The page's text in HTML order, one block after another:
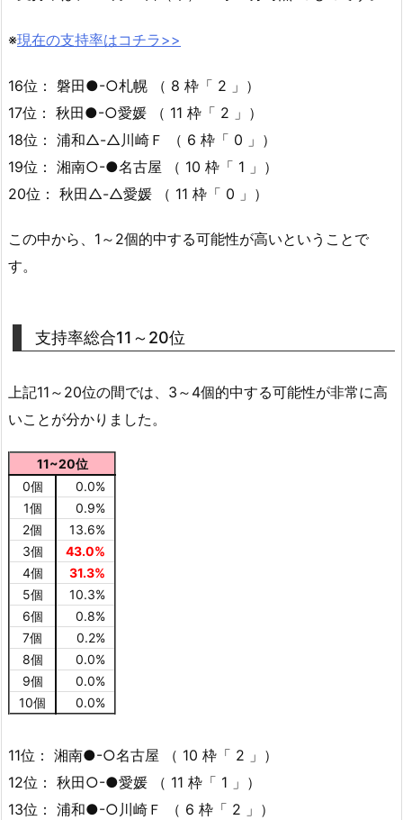
※現在の支持率はコチラ>>
16位： 磐田●-○札幌 （ 8 枠「 2 」）
17位： 秋田●-○愛媛 （ 11 枠「 2 」）
18位： 浦和△-△川崎Ｆ （ 6 枠「 0 」）
19位： 湘南○-●名古屋 （ 10 枠「 1 」）
20位： 秋田△-△愛媛 （ 11 枠「 0 」）
この中から、1～2個的中する可能性が高いということで
す。
支持率総合11～20位
上記11～20位の間では、3～4個的中する可能性が非常に高
いことが分かりました。
11~20位
0個
0.0%
1個
0.9%
2個
13.6%
3個
43.0%
4個
31.3%
5個
10.3%
6個
0.8%
7個
0.2%
8個
0.0%
9個
0.0%
10個
0.0%
11位： 湘南●-○名古屋 （ 10 枠「 2 」）
12位： 秋田○-●愛媛 （ 11 枠「 1 」）
13位： 浦和●-○川崎Ｆ （ 6 枠「 2 」）